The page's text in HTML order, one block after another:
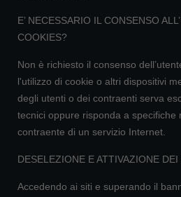
E’ NECESSARIO IL CONSENSO
COOKIES?
Non è richiesto il consenso
l'utilizzo di cookie o altri dispositivi
degli utenti o dei contraenti serva
tecnici oppure risponda a specifiche
contraente di un servizio Internet.
DESELEZIONE E ATTIVAZIONE
Accedendo ai siti e superando il